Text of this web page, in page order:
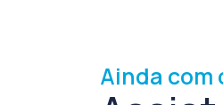
Ainda com